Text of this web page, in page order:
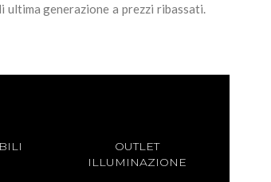
generazione a prezzi ribassati.
OUTLET
ILLUMINAZIONE